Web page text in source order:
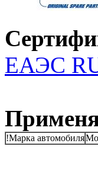
ЕАЭС
!Марка автомобиля